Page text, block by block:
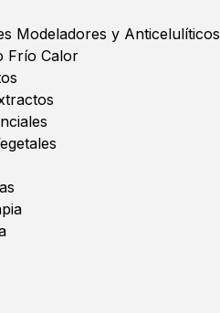
Modeladores y Anticelulíticos
Frío Calor